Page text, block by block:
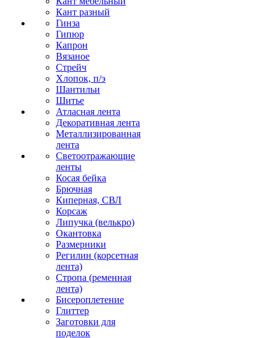
Кант разный
Гинза
Гипюр
Капрон
Вязаное
Стрейч
Хлопок, п/э
Шантильи
Шитье
Атласная лента
Декоративная лента
Металлизированная
лента
Светоотражающие
ленты
Косая бейка
Брючная
Киперная, СВЛ
Корсаж
Липучка (велькро)
Окантовка
Размерники
Регилин (корсетная
лента)
Стропа (ременная
лента)
Бисероплетение
Глиттер
Заготовки для
поделок